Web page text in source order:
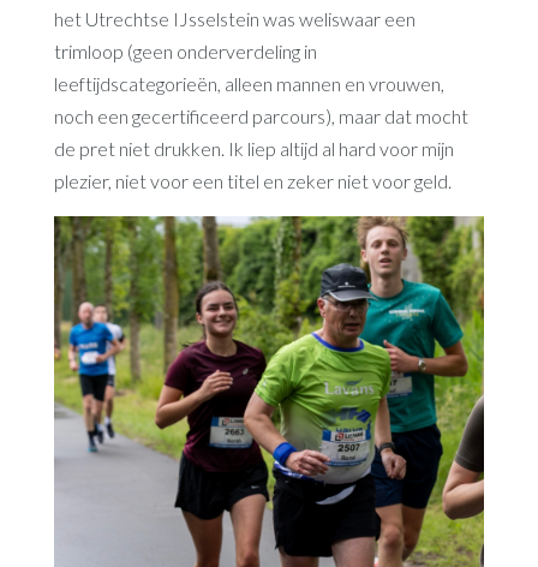
het Utrechtse IJsselstein was weliswaar een
trimloop (geen onderverdeling in
leeftijdscategorieën, alleen mannen en vrouwen,
noch een gecertificeerd parcours), maar dat mocht
de pret niet drukken. Ik liep altijd al hard voor mijn
plezier, niet voor een titel en zeker niet voor geld.